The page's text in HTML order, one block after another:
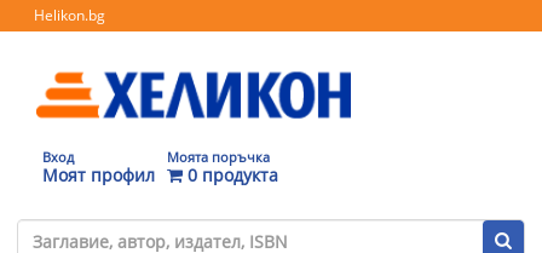
Helikon.bg
Вход
Моят профил
Моята поръчка
0 продукта